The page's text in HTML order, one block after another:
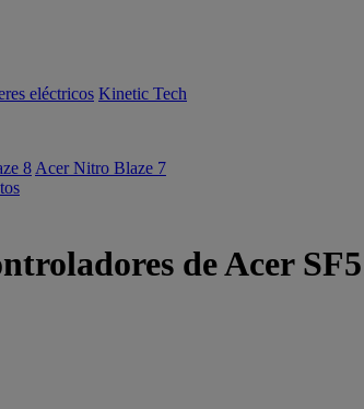
eléctricos Kinetic Tech
8 Acer Nitro Blaze 7
de Acer